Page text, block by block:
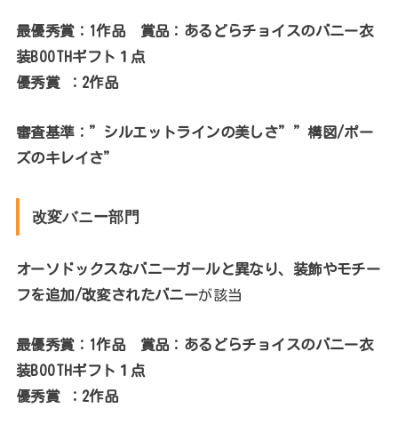
最優秀賞：1作品 賞品：あるどらチョイスのバニー衣
装BOOTHギフト１点
優秀賞 ：2作品
審査基準：”シルエットラインの美しさ””構図/ポー
ズのキレイさ”
改変バニー部門
オーソドックスなバニーガールと異なり、装飾やモチー
フを追加/改変されたバニーが該当
最優秀賞：1作品 賞品：あるどらチョイスのバニー衣
装BOOTHギフト １点
優秀賞 ：2作品